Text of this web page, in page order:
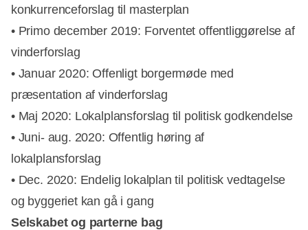
konkurrenceforslag til masterplan
• Primo december 2019: Forventet offentliggørelse af
vinderforslag
• Januar 2020: Offenligt borgermøde med
præsentation af vinderforslag
• Maj 2020: Lokalplansforslag til politisk godkendelse
• Juni- aug. 2020: Offentlig høring af
lokalplansforslag
• Dec. 2020: Endelig lokalplan til politisk vedtagelse
og byggeriet kan gå i gang
Selskabet og parterne bag